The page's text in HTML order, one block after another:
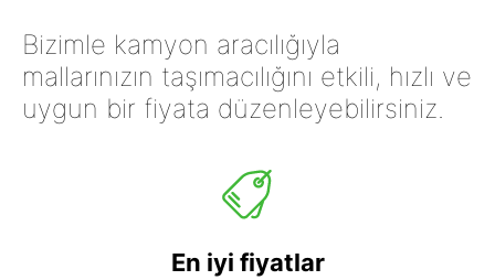
Bizimle kamyon aracılığıyla
mallarınızın taşımacılığını etkili, hızlı ve
uygun bir fiyata düzenleyebilirsiniz.
En iyi fiyatlar